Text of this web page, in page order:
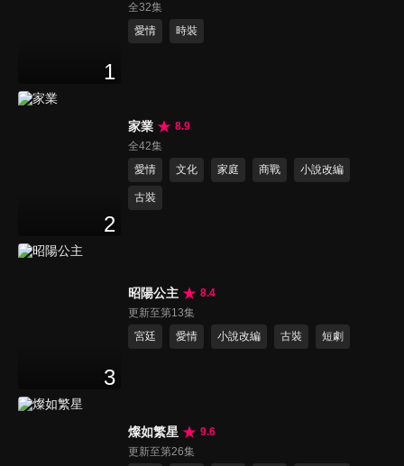
1
全32集
愛情
時裝
2
家業
8.9
全42集
愛情
文化 家庭 商戰 小說改編
古裝
3
昭陽公主
8.4
更新至第13集
宮廷
愛情 小說改編 古裝 短劇
燦如繁星
9.6
更新至第26集